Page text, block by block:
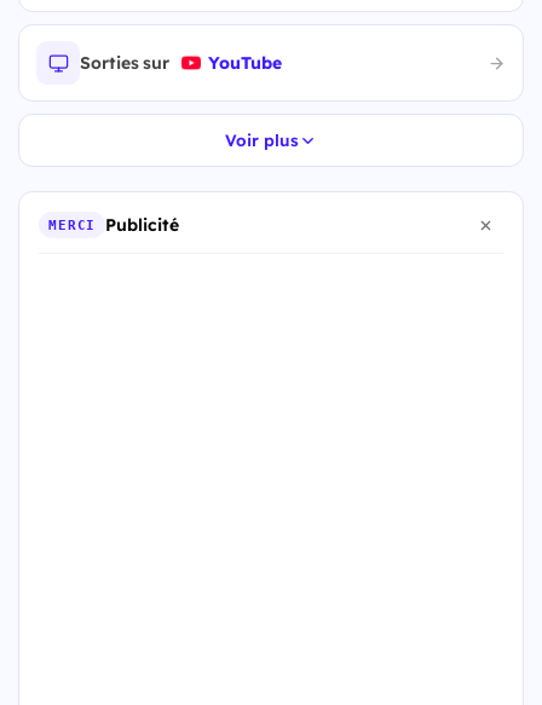
Sorties sur YouTube
Voir plus
MERCI Publicité